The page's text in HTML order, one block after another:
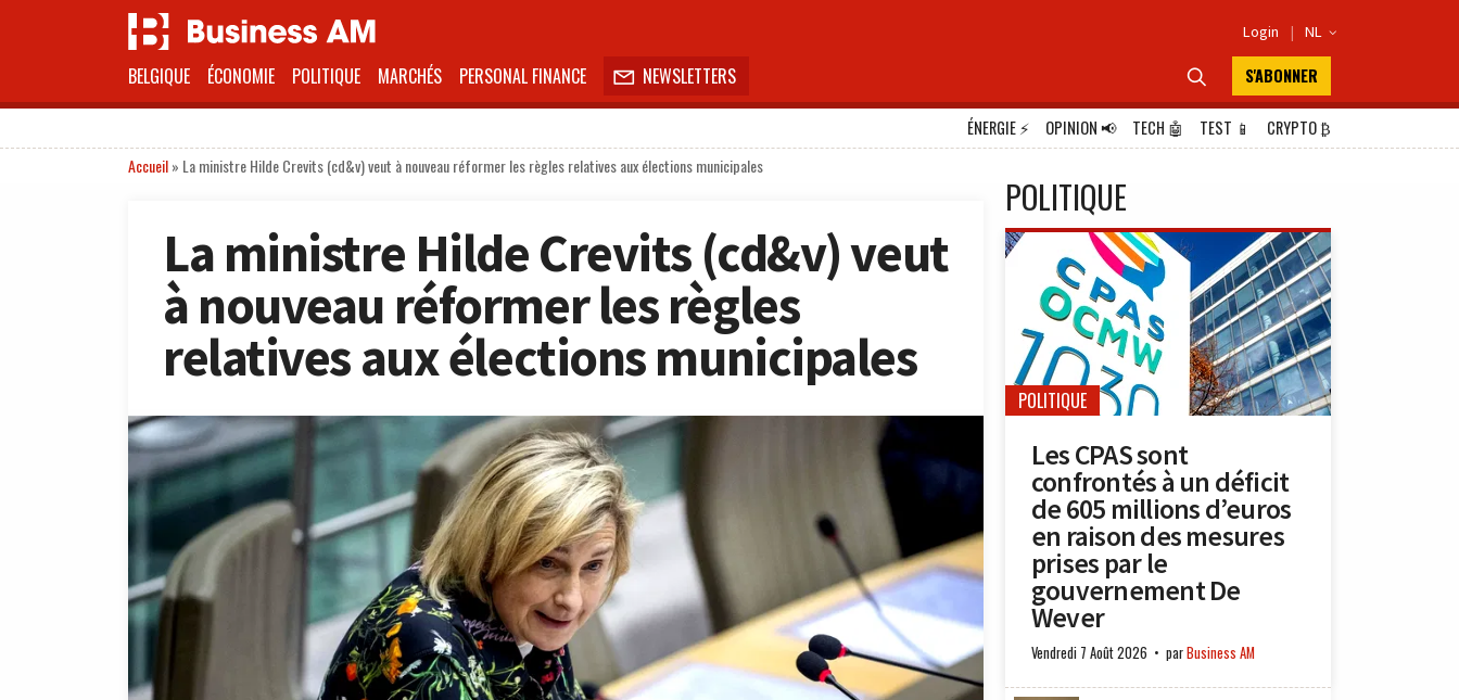
Login | NL 
BELGIQUE ÉCONOMIE POLITIQUE MARCHÉS PERSONAL FINANCE  NEWSLETTERS  S'ABONNER
ÉNERGIE⚡ OPINION📢 TECH 🤖 TEST 📱 CRYPTO₿
Accueil» La ministre Hilde Crevits (cd&v) veut à nouveau réformer les règles relatives aux élections municipales
La ministre Hilde Crevits (cd&v) veut
à nouveau réformer les règles
relatives aux élections municipales
POLITIQUE
POLITIQUE
Les CPAS sont
confrontés à un déficit
de 605 millions d’euros
en raison des mesures
prises par le
gouvernement De
Wever
Vendredi 7 Août 2026 parBusiness AM